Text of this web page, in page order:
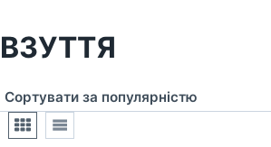
ВЗУТТЯ